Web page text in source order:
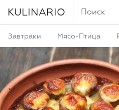
KULINARIO
Завтраки Мясо-Птица